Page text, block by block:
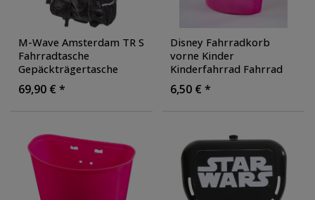
M-Wave Amsterdam TR S
Fahrradtasche
Gepäckträgertasche
Fahrrad Tasche Trolley
69,90 € *
Disney Fahrradkorb
vorne Kinder
Kinderfahrrad Fahrrad
Korb Zubehör Fronkorb
Radkorb Lenkerkorb
6,50 € *